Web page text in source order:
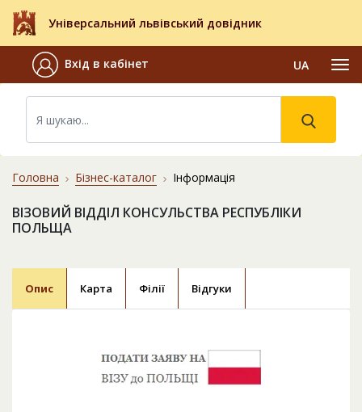
Універсальний львівський довідник
Вхід в кабінет UA
Головна Бізнес-каталог Інформація
ВІЗОВИЙ ВІДДІЛ КОНСУЛЬСТВА РЕСПУБЛІКИ
ПОЛЬЩА
Опис Карта Філії Відгуки